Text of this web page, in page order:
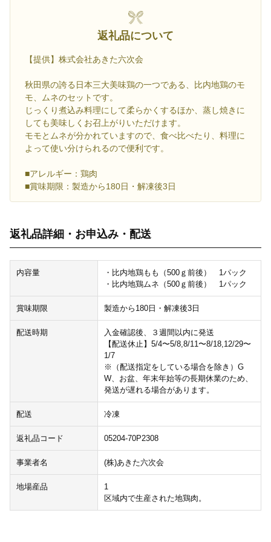
返礼品について
【提供】株式会社あきた六次会
秋田県の誇る日本三大美味鶏の一つである、比内地鶏のモ
モ、ムネのセットです。
じっくり煮込み料理にして柔らかくするほか、蒸し焼きに
しても美味しくお召上がりいただけます。
モモとムネが分かれていますので、食べ比べたり、料理に
よって使い分けられるので便利です。
■アレルギー：鶏肉
■賞味期限：製造から180日・解凍後3日
返礼品詳細・お申込み・配送
内容量
・比内地鶏もも（500ｇ前後） 1パック
・比内地鶏ムネ（500ｇ前後） 1パック
賞味期限 製造から180日・解凍後3日
配送時期
入金確認後、３週間以内に発送
【配送休止】5/4〜5/8,8/11〜8/18,12/29〜
1/7
※（配送指定をしている場合を除き）G
W、お盆、年末年始等の長期休業のため、
発送が遅れる場合があります。
配送 冷凍
返礼品コード 05204-70P2308
事業者名 (株)あきた六次会
地場産品
1
区域内で生産された地鶏肉。